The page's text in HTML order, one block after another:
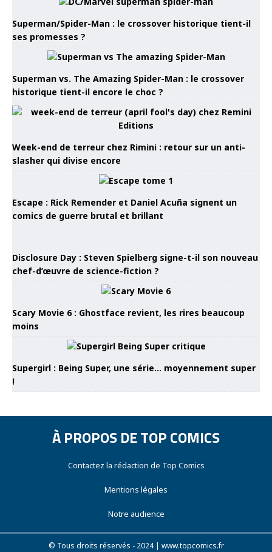
Superman/Spider-Man : le crossover historique tient-il
ses promesses ?
Superman vs. The Amazing Spider-Man : le crossover
historique tient-il encore le choc ?
Week-end de terreur chez Rimini : retour sur un anti-
slasher qui divise encore
Escape : Rick Remender et Daniel Acuña signent un
comics de guerre brutal et brillant
Disclosure Day : Steven Spielberg signe-t-il son nouveau
chef-d’œuvre de science-fiction ?
Scary Movie 6 : Ghostface revient, les rires beaucoup
moins
Supergirl : Being Super, une série… moyennement super
!
À PROPOS DE TOP COMICS
Contactez la rédaction de Top Comics
Mentions légales
Notre audience
© Tous droits réservés - 2024 | www.topcomics.fr